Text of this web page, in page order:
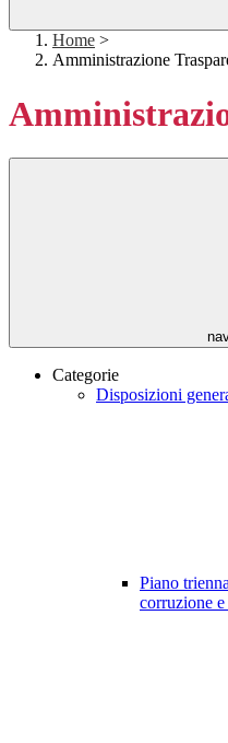
Home >
Amministrazione
Categorie
Disposizioni
Piano
corruzione e